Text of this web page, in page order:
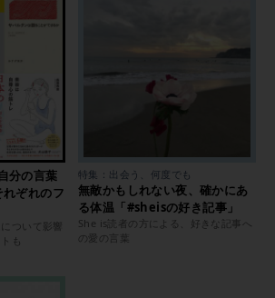
分の言葉
ぞれのフ
ついて影響
も
特集：出会う、何度でも
無敵かもしれない夜、確かにあ
る体温「#sheisの好き記事」
She is読者の方による、好きな記事へ
の愛の言葉